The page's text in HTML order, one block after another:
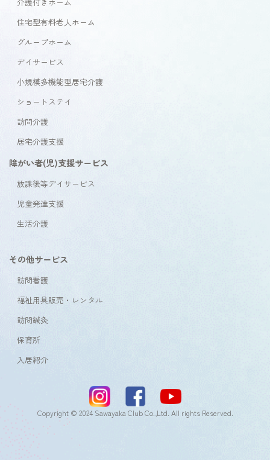
住宅型有料老人ホーム
グループホーム
デイサービス
小規模多機能型居宅介護
ショートステイ
訪問介護
居宅介護支援
障がい者(児)支援サービス
放課後等デイサービス
児童発達支援
生活介護
その他サービス
訪問看護
福祉用具販売・レンタル
訪問鍼灸
保育所
入居紹介
Copyright © 2024 Sawayaka Club Co.,Ltd. All rights Reserved.